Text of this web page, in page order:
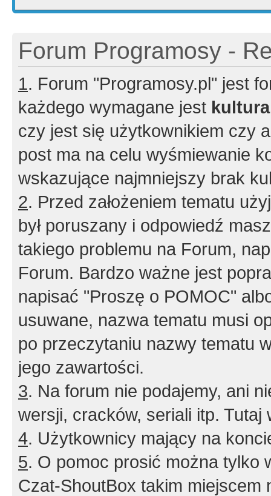
Forum Programosy -
1. Forum "Programosy.pl" jest
każdego wymagane jest
czy jest się użytkownikiem czy
post ma na celu wyśmiewanie
wskazujące najmniejszy brak
2. Przed założeniem tematu
był poruszany i odpowiedź
takiego problemu na Forum,
Forum. Bardzo ważne jest
napisać "Proszę o POMOC"
usuwane, nazwa tematu musi
po przeczytaniu nazwy tematu
jego zawartości.
3. Na forum nie podajemy, ani
wersji, cracków, seriali itp. Tutaj
4. Użytkownicy mający na
5. O pomoc prosić można tylko
Czat-ShoutBox takim miejscem